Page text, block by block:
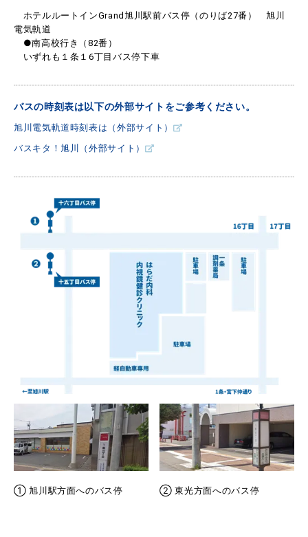
ホテルルートインGrand旭川駅前バス停（のりば27番） 旭川
電気軌道
●南高校行き（82番）
いずれも１条１6丁目バス停下車
バスの時刻表は以下の外部サイトをご参考ください。
旭川電気軌道時刻表は（外部サイト）
バスキタ！旭川（外部サイト）
① 旭川駅方面へのバス停 ② 東光方面へのバス停